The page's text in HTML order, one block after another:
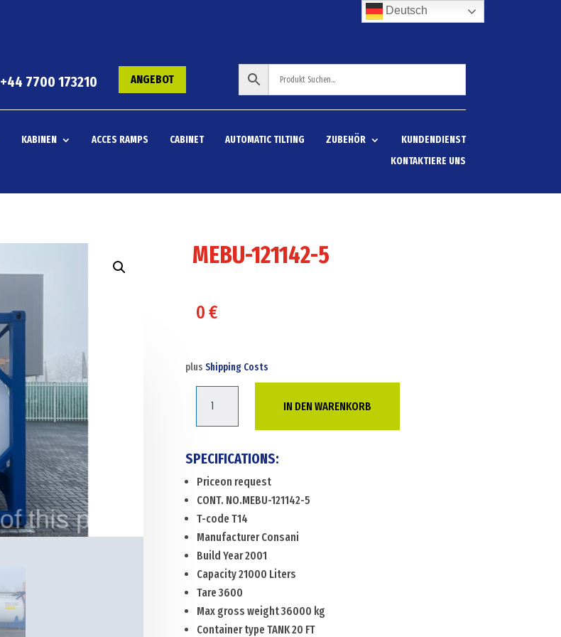
+44 7700 173210 ANGEBOT
KABINEN ACCES RAMPS CABINET AUTOMATIC TILTING ZUBEHÖR
KUNDENDIENST
KONTAKTIERE UNS
MEBU-121142-5
0€
plus Shipping Costs
Menge
IN DEN WARENKORB
SPECIFICATIONS:
Priceon request
CONT. NO.MEBU-121142-5
T-code T14
Manufacturer Consani
Build Year 2001
Capacity 21000 Liters
Tare 3600
Max gross weight 36000 kg
Container type TANK 20 FT
Deutsch